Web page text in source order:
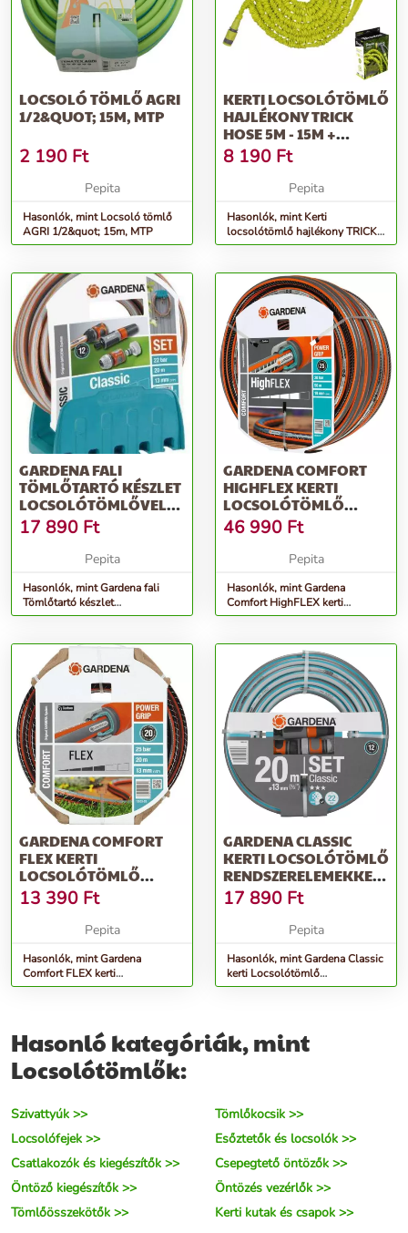
LOCSOLÓ TÖMLŐ AGRI
1/2&QUOT; 15M, MTP
2 190 Ft
Pepita
Hasonlók, mint Locsoló tömlő
AGRI 1/2&quot; 15m, MTP
KERTI LOCSOLÓTÖMLŐ
HAJLÉKONY TRICK
HOSE 5M - 15M +
LOCSOLÓPISZTOL...
8 190 Ft
Pepita
Hasonlók, mint Kerti
locsolótömlő hajlékony TRICK
HOSE 5m - 15m +
GARDENA FALI
TÖMLŐTARTÓ KÉSZLET
LOCSOLÓTÖMLŐVEL
1/2&QUOT; 20 M
17 890 Ft
Pepita
Hasonlók, mint Gardena fali
Tömlőtartó készlet
locsolótömlővel 1/2&quot; 20
GARDENA COMFORT
HIGHFLEX KERTI
LOCSOLÓTÖMLŐ
3/4&QUOT; 50 M
46 990 Ft
Pepita
Hasonlók, mint Gardena
Comfort HighFLEX kerti
Locsolótömlő 3/4&quot; 50 M
GARDENA COMFORT
FLEX KERTI
LOCSOLÓTÖMLŐ
1/2&QUOT; 20 M
13 390 Ft
Pepita
Hasonlók, mint Gardena
Comfort FLEX kerti
Locsolótömlő 1/2&quot; 20 M
GARDENA CLASSIC
KERTI LOCSOLÓTÖMLŐ
RENDSZERELEMEKKEL
1/2&QUOT; 20 M
17 890 Ft
Pepita
Hasonlók, mint Gardena Classic
kerti Locsolótömlő
rendszerelemekkel 1/2&quot; 20
Hasonló kategóriák, mint
Locsolótömlők:
Szivattyúk >>
Tömlőkocsik >>
Locsolófejek >>
Esőztetők és locsolók >>
Csatlakozók és kiegészítők >>
Csepegtető öntözők >>
Öntöző kiegészítők >>
Öntözés vezérlők >>
Tömlőösszekötők >>
Kerti kutak és csapok >>